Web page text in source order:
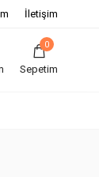
İletişim
0
Sepetim